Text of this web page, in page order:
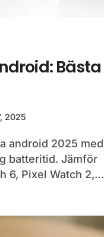
Bästa
2025
batteritid. Jämför
6, Pixel Watch 2,…